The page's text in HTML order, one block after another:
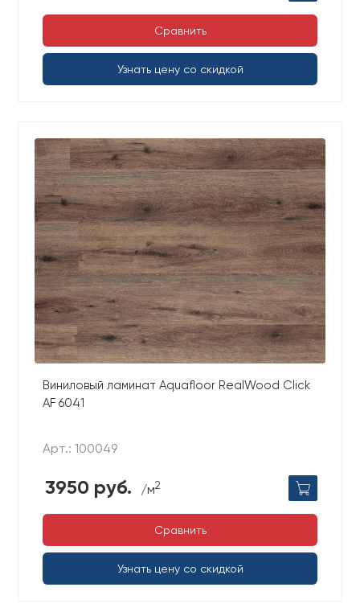
Сравнить
Узнать цену со скидкой
Виниловый ламинат Aquafloor RealWood Click
AF 6041
Арт.: 100049
3950 руб. /м2
Сравнить
Узнать цену со скидкой